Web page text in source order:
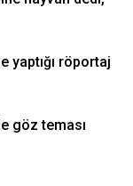
yaptığı röportaj
göz teması